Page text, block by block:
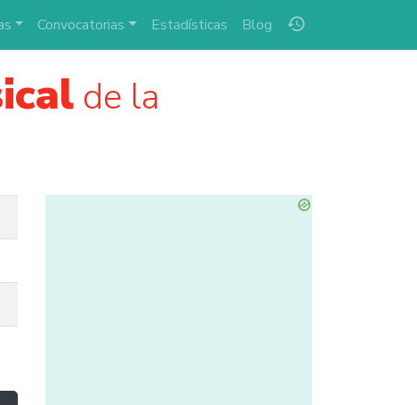
history
Convocatorias Estadísticas Blog
de la